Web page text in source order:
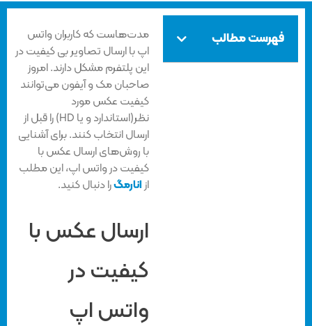
فهرست مطالب
مدت‌هاست که کاربران واتس
اپ با ارسال تصاویر بی کیفیت در
این پلتفرم مشکل دارند. امروز
صاحبان مک و آیفون می‌توانند
کیفیت عکس مورد
نظر‌(استاندارد و یا HD) را قبل از
ارسال انتخاب کنند. برای آشنایی
با روش‌های ارسال عکس با
کیفیت در واتس اپ، این مطلب
انارمگرا دنبال کنید.
ارسال عکس با
کیفیت در
واتس اپ